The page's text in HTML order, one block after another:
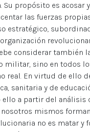
Su propósito es acosar
las fuerzas
estratégico,
considerar también
militar, sino en todos
real. En virtud de ello
sanitaria y de
ello a partir del
mismos
no es matar y